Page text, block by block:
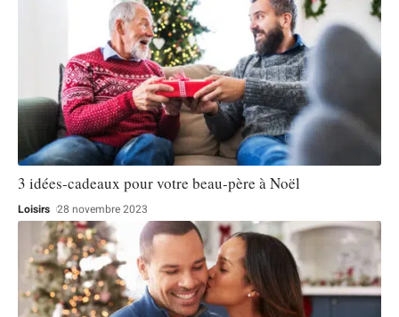
3 idées-cadeaux pour votre beau-père à Noël
Loisirs 28 novembre 2023